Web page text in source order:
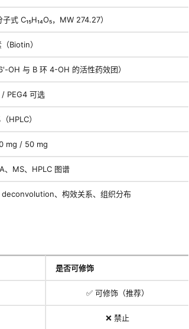
C₁₅H₁₄O₅，MW 274.27）
Biotin）
与 B 环 4-OH 的活性药效团）
PEG4 可选
HPLC）
mg / 50 mg
、MS、HPLC 图谱
deconvolution、构效关系、组织分布
是否可修饰
✅ 可修饰（推荐）
❌ 禁止